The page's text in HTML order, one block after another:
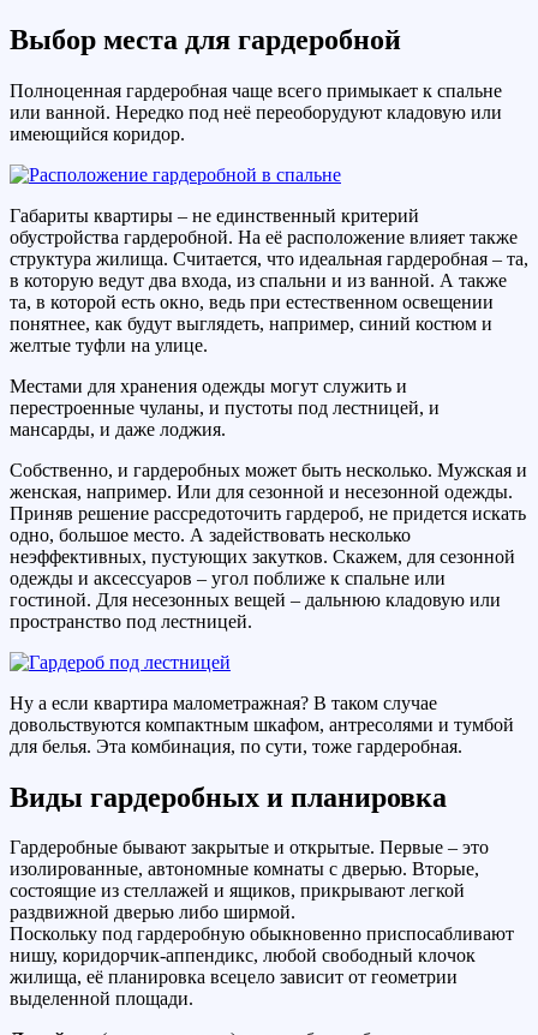
Выбор места для гардеробной
Полноценная гардеробная чаще всего примыкает к спальне
или ванной. Нередко под неё переоборудуют кладовую или
имеющийся коридор.
Габариты квартиры – не единственный критерий
обустройства гардеробной. На её расположение влияет также
структура жилища. Считается, что идеальная гардеробная – та,
в которую ведут два входа, из спальни и из ванной. А также
та, в которой есть окно, ведь при естественном освещении
понятнее, как будут выглядеть, например, синий костюм и
желтые туфли на улице.
Местами для хранения одежды могут служить и
перестроенные чуланы, и пустоты под лестницей, и
мансарды, и даже лоджия.
Собственно, и гардеробных может быть несколько. Мужская и
женская, например. Или для сезонной и несезонной одежды.
Приняв решение рассредоточить гардероб, не придется искать
одно, большое место. А задействовать несколько
неэффективных, пустующих закутков. Скажем, для сезонной
одежды и аксессуаров – угол поближе к спальне или
гостиной. Для несезонных вещей – дальнюю кладовую или
пространство под лестницей.
Ну а если квартира малометражная? В таком случае
довольствуются компактным шкафом, антресолями и тумбой
для белья. Эта комбинация, по сути, тоже гардеробная.
Виды гардеробных и планировка
Гардеробные бывают закрытые и открытые. Первые – это
изолированные, автономные комнаты с дверью. Вторые,
состоящие из стеллажей и ящиков, прикрывают легкой
раздвижной дверью либо ширмой.
Поскольку под гардеробную обыкновенно приспосабливают
нишу, коридорчик-аппендикс, любой свободный клочок
жилища, её планировка всецело зависит от геометрии
выделенной площади.